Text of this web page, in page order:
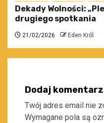
Dekady Wolności:
drugiego spotkania
21/02/2026 Eden Król
Dodaj komentarz
Twój adres email nie
Wymagane pola są